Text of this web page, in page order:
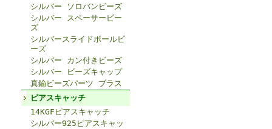
シルバー ソロバンビーズ
シルバー スペーサービー
ズ
シルバースライドボールビ
ーズ
シルバー カン付きビーズ
シルバー ビーズキャップ
真鍮ビーズパーツ ブラス
ピアスキャッチ
14KGFピアスキャッチ
シルバー925ピアスキャッ